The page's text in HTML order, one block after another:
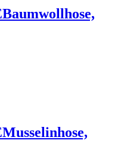
Baumwollhose,
Musselinhose,